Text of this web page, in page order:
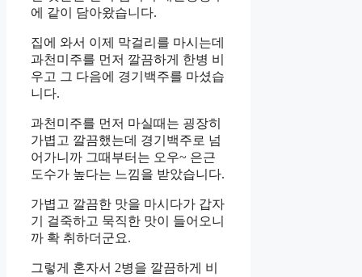
에 같이 담아왔습니다.
집에 와서 이제 막걸리를 마시는데
과천미주를 먼저 깔끔하게 한병 비
우고 그 다음에 경기백주를 마셨습
니다.
과천미주를 먼저 마실때는 굉장히
가볍고 깔끔했는데 경기백주로 넘
어가니까 그때부터는 오우~ 은근
도수가 높다는 느낌을 받았습니다.
가볍고 깔끔한 맛을 마시다가 갑자
기 걸죽하고 묵직한 맛이 들어오니
까 확 취하더군요.
그렇게 혼자서 2병을 깔끔하게 비